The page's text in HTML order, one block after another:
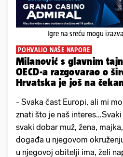
Igre na sreću mogu
POHVALIO NAŠE NAPORE
Milanović s glavnim
OECD-a razgovarao o
Hrvatska je još na
- Svaka čast Europi, ali mi
znati što je naš
svaki dobar muž, žena,
događa u njegovom
u njegovoj obitelji ima, želi